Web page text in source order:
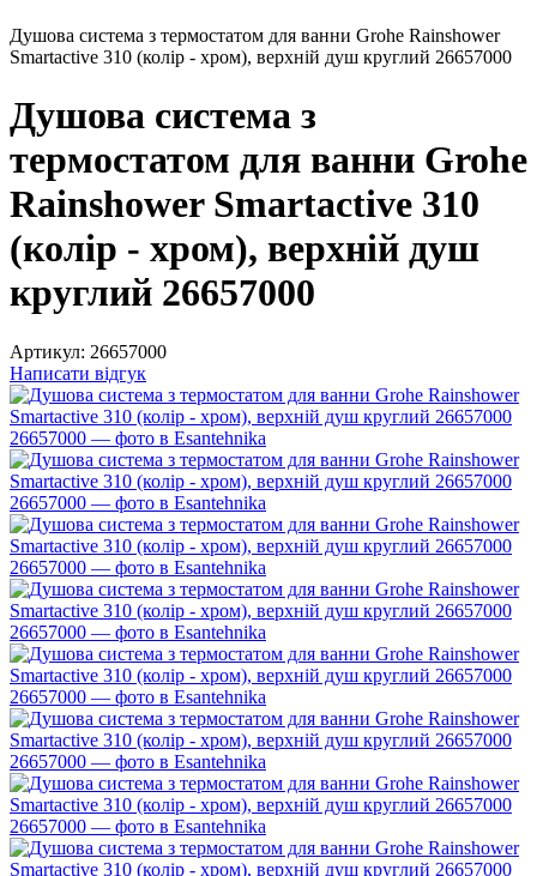
Душова система з термостатом для ванни Grohe Rainshower
Smartactive 310 (колір - хром), верхній душ круглий 26657000
Душова система з
термостатом для ванни Grohe
Rainshower Smartactive 310
(колір - хром), верхній душ
круглий 26657000
Артикул: 26657000
Написати відгук